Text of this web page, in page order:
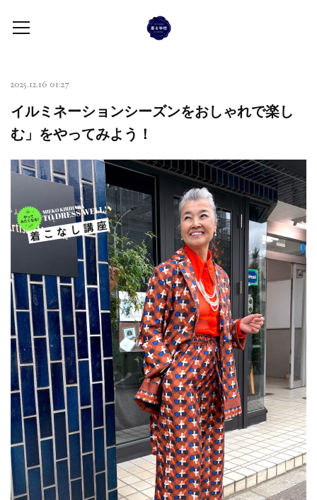
2025.12.16 01:27
イルミネーションシーズンをおしゃれで楽し
む」をやってみよう！